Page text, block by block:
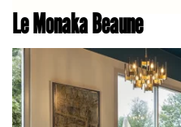
Le Monaka Beaune